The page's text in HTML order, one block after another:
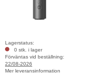
Lagerstatus:
0 stk. i lager
Förväntas vid beställning:
22/08-2026
Mer leveransinformation